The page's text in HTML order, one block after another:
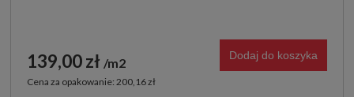
139,00 zł m2
Cena za opakowanie: 200,16 zł
Dodaj do koszyka